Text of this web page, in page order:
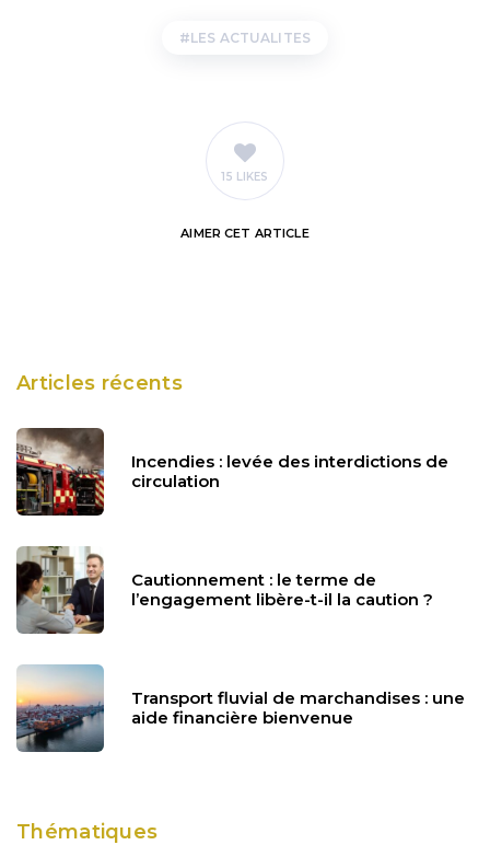
LES ACTUALITES
15 LIKES
AIMER CET ARTICLE
Articles récents
Incendies : levée des interdictions de
circulation
Cautionnement : le terme de
l’engagement libère-t-il la caution ?
Transport fluvial de marchandises : une
aide financière bienvenue
Thématiques